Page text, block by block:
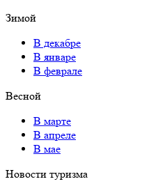
Зимой
В декабре
В январе
В феврале
Весной
В марте
В апреле
В мае
Новости туризма